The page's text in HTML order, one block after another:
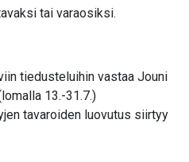
tai varaosiksi.
tiedusteluihin vastaa Jouni
13.-31.7.)
tavaroiden luovutus siirtyy